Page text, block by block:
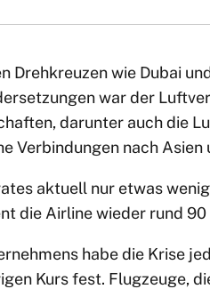
Drehkreuzen wie Dubai
war der
darunter auch die
Verbindungen nach
aktuell nur etwas
die Airline wieder rund
habe die Krise
Kurs fest. Flugzeuge,